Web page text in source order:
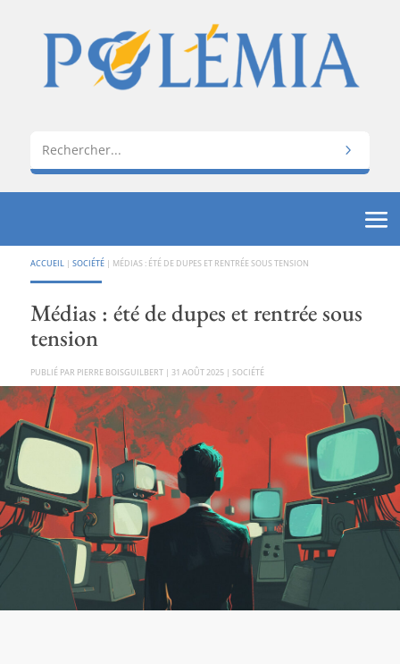
ACCUEIL | SOCIÉTÉ| MÉDIAS : ÉTÉ DE DUPES ET RENTRÉE SOUS TENSION
Médias : été de dupes et rentrée sous
tension
PAR PIERRE BOISGUILBERT| 31 AOÛT 2025| SOCIÉTÉ